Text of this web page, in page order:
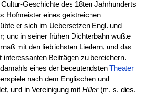
Geschichte des 18ten Jahrhunderts
Hofmeister eines geistreichen
er sich im Uebersetzen Engl. und
und in seiner frühen Dichterbahn wußte
mit den lieblichsten Liedern, und das
interessanten Beiträgen zu bereichern.
eines der bedeutendsten Theater
nach dem Englischen und
und in Vereinigung mit Hiller(m. s. dies.